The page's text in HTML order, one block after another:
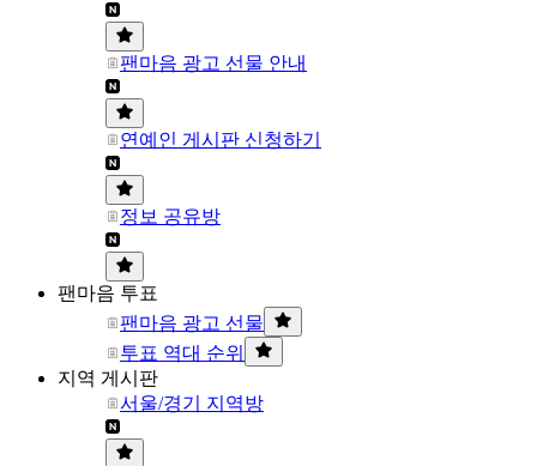
팬마음 광고 선물 안내
연예인 게시판 신청하기
정보 공유방
팬마음 투표
팬마음 광고 선물
투표 역대 순위
지역 게시판
서울/경기 지역방